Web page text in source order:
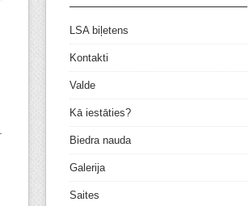
LSA biļetens
Kontakti
Valde
Kā iestāties?
Biedra nauda
Galerija
Saites